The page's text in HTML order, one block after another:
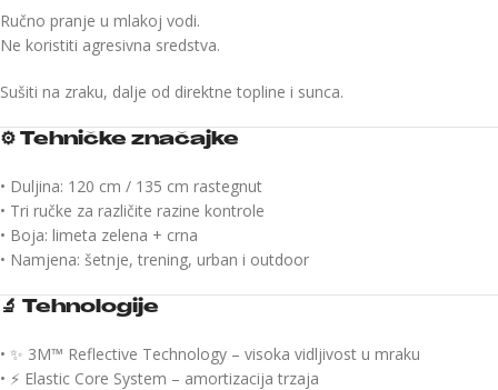
Ručno pranje u mlakoj vodi.
Ne koristiti agresivna sredstva.
Sušiti na zraku, dalje od direktne topline i sunca.
⚙️ Tehničke značajke
• Duljina: 120 cm / 135 cm rastegnut
• Tri ručke za različite razine kontrole
• Boja: limeta zelena + crna
• Namjena: šetnje, trening, urban i outdoor
🔬 Tehnologije
• ✨ 3M™ Reflective Technology – visoka vidljivost u mraku
• ⚡ Elastic Core System – amortizacija trzaja